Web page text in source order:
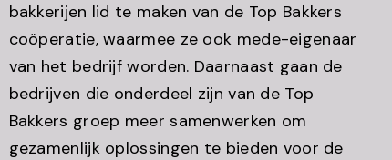
bakkerijen lid te maken van de Top Bakkers
coöperatie, waarmee ze ook mede-eigenaar
van het bedrijf worden. Daarnaast gaan de
bedrijven die onderdeel zijn van de Top
Bakkers groep meer samenwerken om
gezamenlijk oplossingen te bieden voor de